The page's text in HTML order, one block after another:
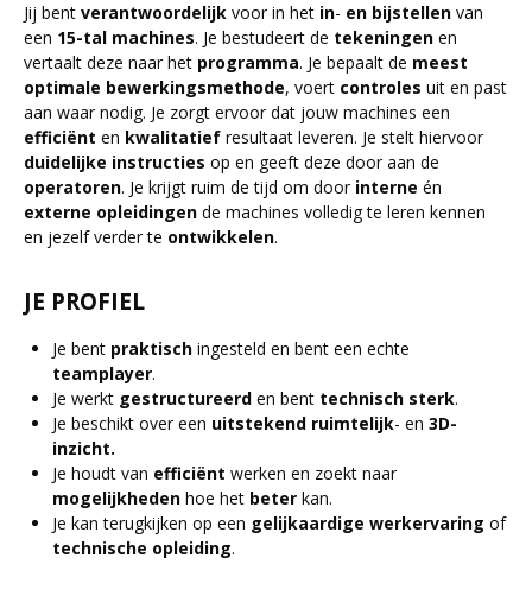
Jij bent verantwoordelijk voor in het in- en bijstellen van
een 15-tal machines. Je bestudeert de tekeningen en
vertaalt deze naar het programma. Je bepaalt de meest
optimale bewerkingsmethode, voert controles uit en past
aan waar nodig. Je zorgt ervoor dat jouw machines een
efficiënt en kwalitatief resultaat leveren. Je stelt hiervoor
duidelijke instructies op en geeft deze door aan de
operatoren. Je krijgt ruim de tijd om door interne én
externe opleidingen de machines volledig te leren kennen
en jezelf verder te ontwikkelen.
JE PROFIEL
Je bent praktisch ingesteld en bent een echte
teamplayer.
Je werkt gestructureerd en bent technisch sterk.
Je beschikt over een uitstekend ruimtelijk- en 3D-
inzicht.
Je houdt van efficiënt werken en zoekt naar
mogelijkheden hoe het beter kan.
Je kan terugkijken op een gelijkaardige werkervaring of
technische opleiding.